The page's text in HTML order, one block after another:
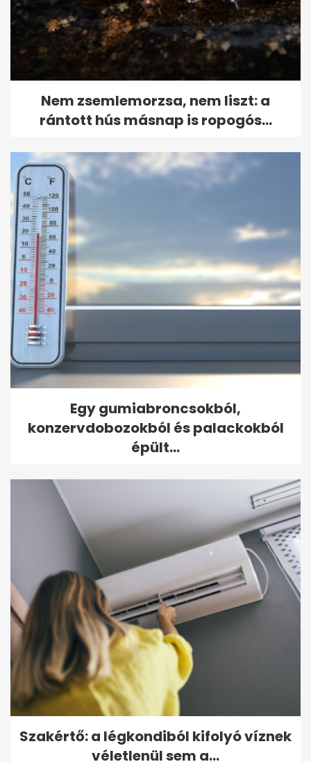
Nem zsemlemorzsa, nem liszt: a
rántott hús másnap is ropogós...
Egy gumiabroncsokból,
konzervdobozokból és palackokból
épült...
Szakértő: a légkondiból kifolyó víznek
véletlenül sem a...